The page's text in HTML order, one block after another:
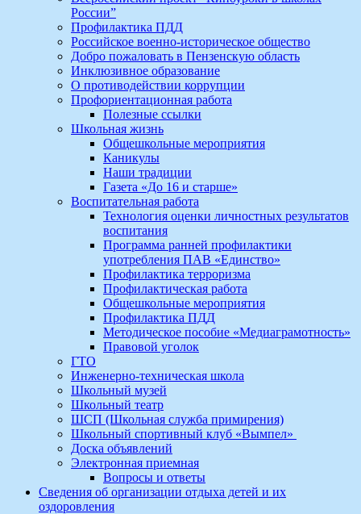
России”
Профилактика ПДД
Российское военно-историческое общество
Добро пожаловать в Пензенскую область
Инклюзивное образование
О противодействии коррупции
Профориентационная работа
Полезные ссылки
Школьная жизнь
Общешкольные мероприятия
Каникулы
Наши традиции
Газета «До 16 и старше»
Воспитательная работа
Технология оценки личностных результатов
воспитания
Программа ранней профилактики
употребления ПАВ «Единство»
Профилактика терроризма
Профилактическая работа
Общешкольные мероприятия
Профилактика ПДД
Методическое пособие «Медиаграмотность»
Правовой уголок
ГТО
Инженерно-техническая школа
Школьный музей
Школьный театр
ШСП (Школьная служба примирения)
Школьный спортивный клуб «Вымпел»
Доска объявлений
Электронная приемная
Вопросы и ответы
Сведения об организации отдыха детей и их
оздоровления